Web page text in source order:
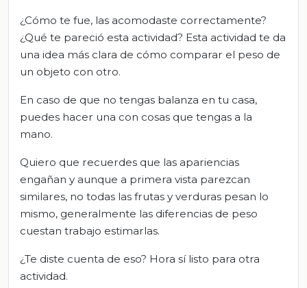
¿Cómo te fue, las acomodaste correctamente?
¿Qué te pareció esta actividad? Esta actividad te da
una idea más clara de cómo comparar el peso de
un objeto con otro.
En caso de que no tengas balanza en tu casa,
puedes hacer una con cosas que tengas a la
mano.
Quiero que recuerdes que las apariencias
engañan y aunque a primera vista parezcan
similares, no todas las frutas y verduras pesan lo
mismo, generalmente las diferencias de peso
cuestan trabajo estimarlas.
¿Te diste cuenta de eso? Hora sí listo para otra
actividad.